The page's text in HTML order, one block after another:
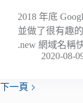
2018 年底
並做了很有趣
.new 網域名稱
2020-08-
下一頁